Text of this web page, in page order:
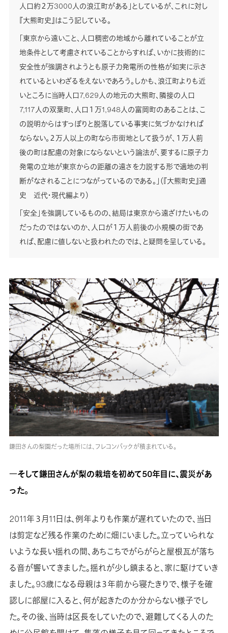
人口約２万3000人の浪江町がある」としているが、これに対し
『大熊町史』はこう記している。
「東京から遠いこと、人口稠密の地域から離れていることが立
地条件として考慮されていることからすれば、いかに技術的に
安全性が強調されようとも原子力発電所の性格が如実に示さ
れているといわざるをえないであろう。しかも、浪江町よりも近
いところに当時人口7,629人の地元の大熊町、隣接の人口
7,117人の双葉町、人口１万1,948人の富岡町のあることは、こ
の説明からはすっぽりと脱落している事実に気づかなければ
ならない。２万人以上の町なら市街地として扱うが、１万人前
後の町は配慮の対象にならないという論法が、要するに原子力
発電の立地が東京からの距離の遠さを力説する形で適地の判
断がなされることにつながっているのである。」（『大熊町史』通
史 近代・現代編より）
「安全」を強調しているものの、結局は東京から遠ざけたいもの
だったのではないのか、人口が１万人前後の小規模の街であ
れば、配慮に値しないと扱われたのでは、と疑問を呈している。
鎌田さんの梨園だった場所には、フレコンバックが積まれている。
―そして鎌田さんが梨の栽培を初めて50年目に、震災があ
った。
2011年３月11日は、例年よりも作業が遅れていたので、当日
は剪定など残る作業のために畑にいました。立っていられな
いような長い揺れの間、あちこちでがらがらと屋根瓦が落ち
る音が響いてきました。揺れが少し鎮まると、家に駆けていき
ました。93歳になる母親は３年前から寝たきりで、様子を確
認しに部屋に入ると、何が起きたのか分からない様子でし
た。その後、当時は区長をしていたので、避難してくる人のた